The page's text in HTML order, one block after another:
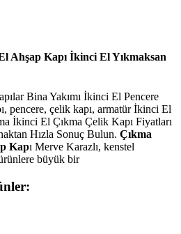
Ahşap Kapı İkinci El Yıkmaksan
Bina Yakımı İkinci El Pencere
pencere, çelik kapı, armatür İkinci El
İkinci El Çıkma Çelik Kapı Fiyatları
Hızla Sonuç Bulun. Çıkma
Kapı Merve Karazlı, kenstel
büyük bir